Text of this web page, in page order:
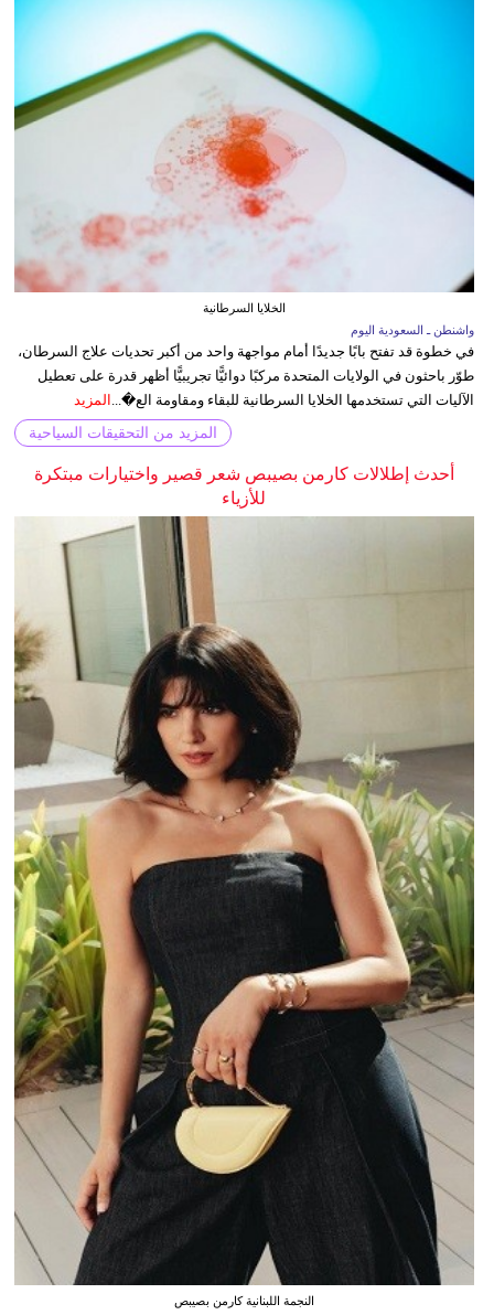
الخلايا السرطانية
واشنطن ـ السعودية اليوم
في خطوة قد تفتح بابًا جديدًا أمام مواجهة واحد من أكبر تحديات علاج السرطان،
طوّر باحثون في الولايات المتحدة مركبًا دوائيًّا تجريبيًّا أظهر قدرة على تعطيل
الآليات التي تستخدمها الخلايا السرطانية للبقاء ومقاومة الع�... المزيد
المزيد من التحقيقات السياحية
أحدث إطلالات كارمن بصيبص شعر قصير واختيارات مبتكرة
للأزياء
النجمة اللبنانية كارمن بصيبص